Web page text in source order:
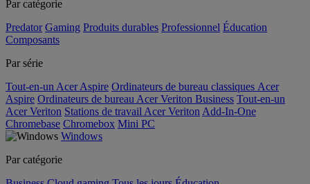
Par catégorie
Predator Gaming Produits durables Professionnel Éducation
Composants
Par série
Tout-en-un Acer Aspire Ordinateurs de bureau classiques Acer
Aspire Ordinateurs de bureau Acer Veriton Business Tout-en-un
Acer Veriton Stations de travail Acer Veriton Add-In-One
Chromebase Chromebox Mini PC
Windows
Par catégorie